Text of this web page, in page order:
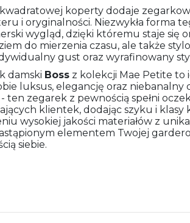
kwadratowej koperty dodaje
i oryginalności. Niezwykła forma
wygląd, dzięki któremu staje się
do mierzenia czasu, ale także
gust oraz wyrafinowany
damski Boss z kolekcji Mae Petite
luksus, elegancję oraz niebanalny
ten zegarek z pewnością spełni
klientek, dodając szyku i
wysokiej jakości materiałów z
elementem Twojej
siebie.